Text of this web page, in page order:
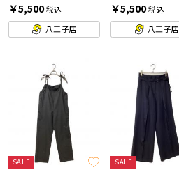
￥5,500税込
八王子店
￥5,500税込
八王子店
SALE SALE